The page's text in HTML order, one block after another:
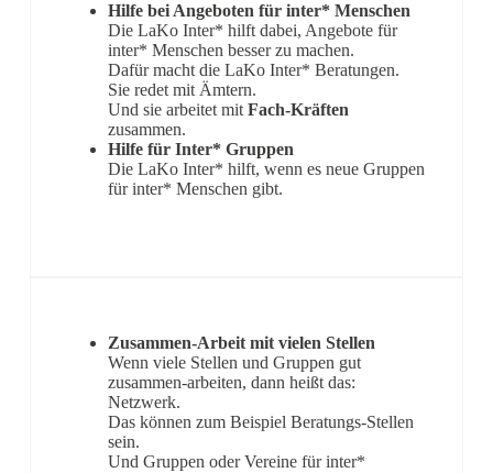
Hilfe bei Angeboten für inter* Menschen
Die LaKo Inter* hilft dabei, Angebote für
inter* Menschen besser zu machen.
Dafür macht die LaKo Inter* Beratungen.
Sie redet mit Ämtern.
Und sie arbeitet mit Fach-Kräften
zusammen.
Hilfe für Inter* Gruppen
Die LaKo Inter* hilft, wenn es neue Gruppen
für inter* Menschen gibt.
Zusammen-Arbeit mit vielen Stellen
Wenn viele Stellen und Gruppen gut
zusammen-arbeiten, dann heißt das:
Netzwerk.
Das können zum Beispiel Beratungs-Stellen
sein.
Und Gruppen oder Vereine für inter*